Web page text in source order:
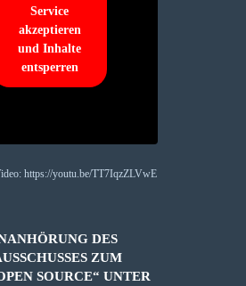
Service
akzeptieren
und Inhalte
entsperren
DES
ZUM
SOURCE“ UNTER